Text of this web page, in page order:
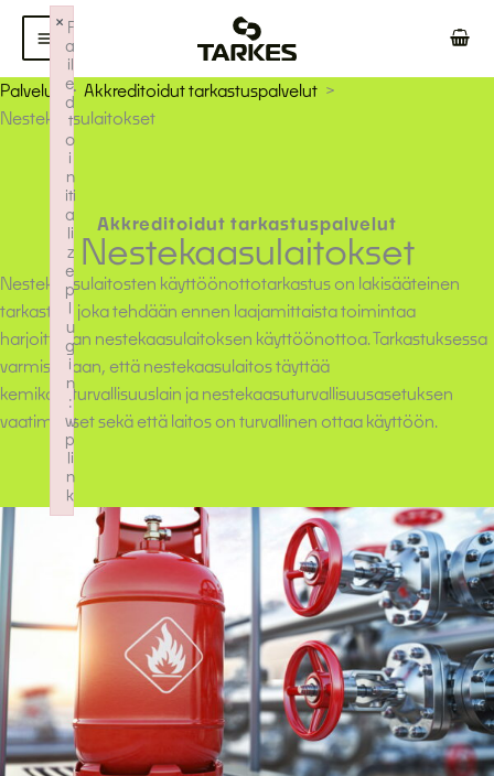
Siirry
sisältöön
Palvelut
Akkreditoidut tarkastuspalvelut
Nestekaasulaitokset
Akkreditoidut tarkastuspalvelut
Nestekaasulaitokset
Nestekaasulaitosten käyttöönottotarkastus on lakisääteinen
tarkastus, joka tehdään ennen laajamittaista toimintaa
harjoittavan nestekaasulaitoksen käyttöönottoa. Tarkastuksessa
varmistetaan, että nestekaasulaitos täyttää
kemikaaliturvallisuuslain ja nestekaasuturvallisuusasetuksen
vaatimukset sekä että laitos on turvallinen ottaa käyttöön.
F
a
il
e
d
t
o
i
n
iti
a
li
z
e
p
l
u
g
i
n
:
w
p
li
n
k
×
Failed to initialize plugin: wplink